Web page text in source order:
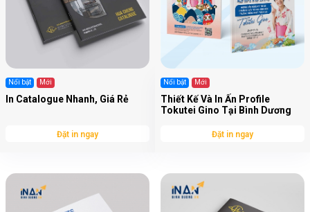
Nổi bật Mới
In Catalogue Nhanh, Giá Rẻ
Đặt in ngay
Nổi bật Mới
Thiết Kế Và In Ấn Profile
Tokutei Gino Tại Bình Dương
Đặt in ngay